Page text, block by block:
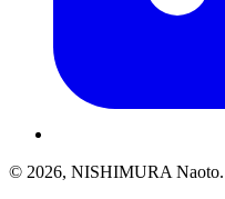
© 2026, NISHIMURA Naoto.